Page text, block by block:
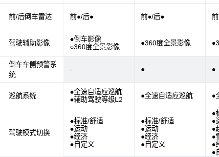
前/后倒车雷达
驾驶辅助影像
倒车车侧预警系
统
巡航系统
驾驶模式切换
前●/后● 前●/后●
●倒车影像
○360度全景影像
●360度全景影像
- ● ●
●全速自适应巡航
●辅助驾驶等级L2
●全速自适应巡航 ●
●标准/舒适
●运动
●经济
●自定义
●标准/舒适
●运动
●经济
●自定义
●
●
●
●
●
●